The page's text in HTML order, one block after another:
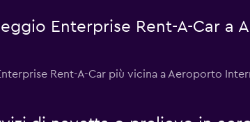
Enterprise Rent-A-Car a
Rent-A-Car più vicina a Aeroporto